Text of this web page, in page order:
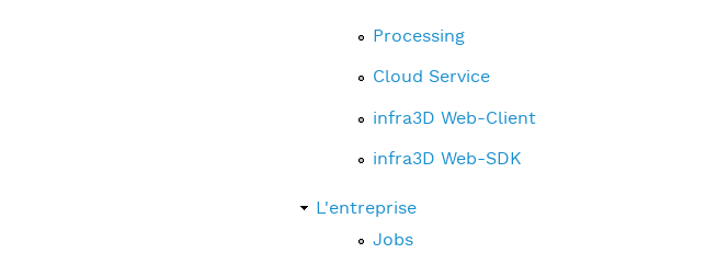
Processing
Cloud Service
infra3D Web-Client
infra3D Web-SDK
L'entreprise
Jobs